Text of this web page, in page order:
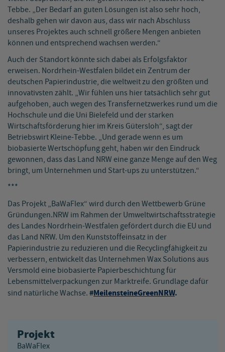
Tebbe. „Der Bedarf an guten Lösungen ist also sehr hoch,
deshalb gehen wir davon aus, dass wir nach Abschluss
unseres Projektes auch schnell größere Mengen anbieten
können und entsprechend wachsen werden.“
Auch der Standort könnte sich dabei als Erfolgsfaktor
erweisen. Nordrhein-Westfalen bildet ein Zentrum der
deutschen Papierindustrie, die weltweit zu den größten und
innovativsten zählt. „Wir fühlen uns hier tatsächlich sehr gut
aufgehoben, auch wegen des Transfernetzwerkes rund um die
Hochschule und die Uni Bielefeld und der starken
Wirtschaftsförderung hier im Kreis Gütersloh“, sagt der
Betriebswirt Kleine-Tebbe. „Und gerade wenn es um
biobasierte Wertschöpfung geht, haben wir den Eindruck
gewonnen, dass das Land NRW eine ganze Menge auf den Weg
bringt, um Unternehmen und Start-ups zu unterstützen.“
***
Das Projekt „BaWaFlex“ wird durch den Wettbewerb Grüne
Gründungen.NRW im Rahmen der Umweltwirtschaftsstrategie
des Landes Nordrhein-Westfalen gefördert durch die EU und
das Land NRW. Um den Kunststoffeinsatz in der
Papierindustrie zu reduzieren und die Recyclingfähigkeit zu
verbessern, entwickelt das Unternehmen Wax Solutions aus
Versmold eine biobasierte Papierbeschichtung für
Lebensmittelverpackungen zur Marktreife. Grundlage dafür
sind natürliche Wachse.#MeilensteineGreenNRW.
Projekt
BaWaFlex